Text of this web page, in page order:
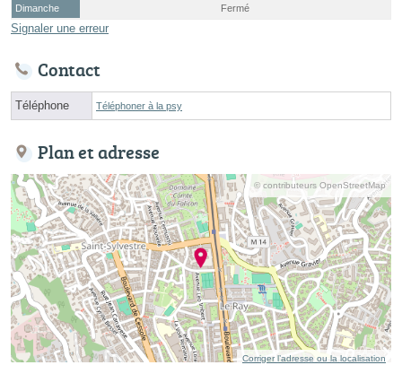
Dimanche
Fermé
Signaler une erreur
Contact
Téléphone Téléphoner à la psy
Plan et adresse
© contributeurs OpenStreetMap
Corriger l’adresse ou la localisation